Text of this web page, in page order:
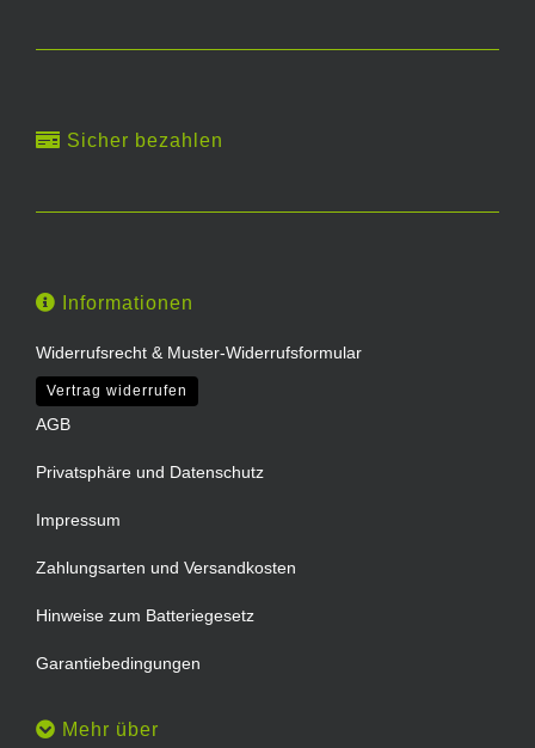
Sicher bezahlen
Informationen
Widerrufsrecht & Muster-Widerrufsformular
Vertrag widerrufen
AGB
Privatsphäre und Datenschutz
Impressum
Zahlungsarten und Versandkosten
Hinweise zum Batteriegesetz
Garantiebedingungen
Mehr über